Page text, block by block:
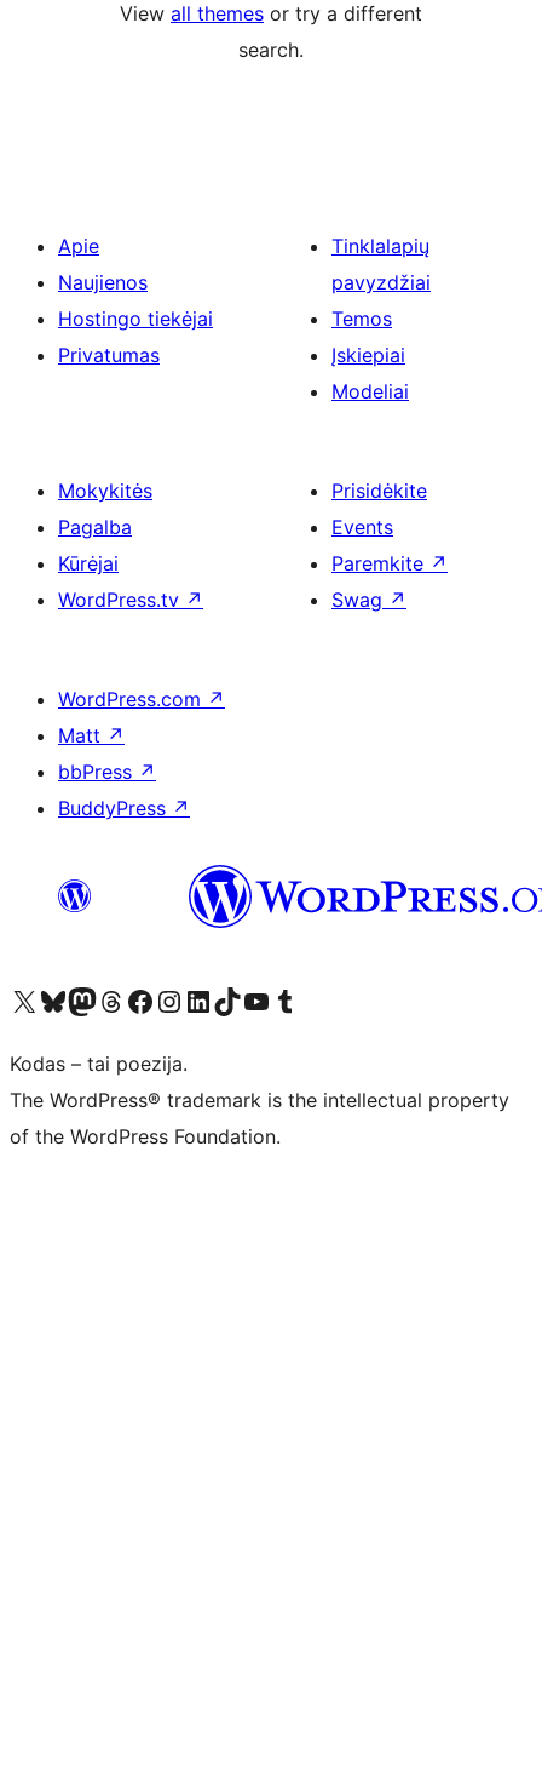
View all themes or try a different
search.
Apie
Naujienos
Hostingo tiekėjai
Privatumas
Tinklalapių
pavyzdžiai
Temos
Įskiepiai
Modeliai
Mokykitės
Pagalba
Kūrėjai
WordPress.tv ↗
Prisidėkite
Events
Paremkite ↗
Swag ↗
WordPress.com ↗
Matt ↗
bbPress ↗
BuddyPress ↗
Visit our X (formerly Twitter) account
Apsilankykite mūsų Bluesky paskyroje
Visit our Mastodon account
Apsilankykite mūsų Threads paskyroje
Visit our Facebook page
Visit our Instagram account
Visit our LinkedIn account
Apsilankykite mūsų TikTok paskyroje
Visit our YouTube channel
Apsilankykite mūsų Tumblr paskyroje
Kodas – tai poezija.
The WordPress® trademark is the intellectual property
of the WordPress Foundation.